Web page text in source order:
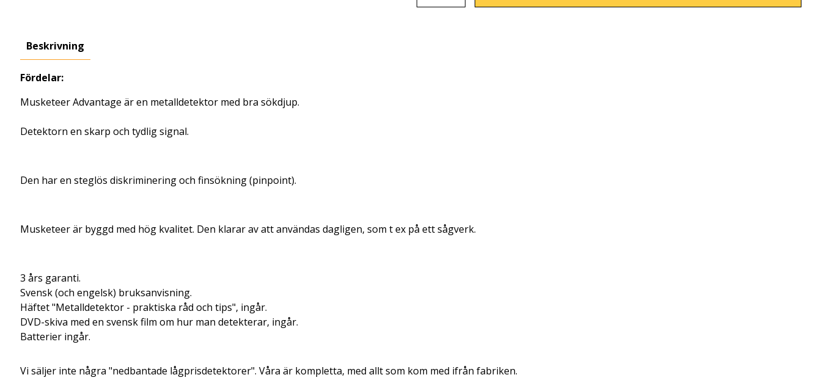
Beskrivning
Fördelar:
Musketeer Advantage är en metalldetektor med bra sökdjup.
Detektorn en skarp och tydlig signal.
Den har en steglös diskriminering och finsökning (pinpoint).
Musketeer är byggd med hög kvalitet. Den klarar av att användas dagligen, som t ex på ett sågverk.
3 års garanti.
Svensk (och engelsk) bruksanvisning.
Häftet "Metalldetektor - praktiska råd och tips", ingår.
DVD-skiva med en svensk film om hur man detekterar, ingår.
Batterier ingår.
Vi säljer inte några "nedbantade lågprisdetektorer". Våra är kompletta, med allt som kom med ifrån fabriken.